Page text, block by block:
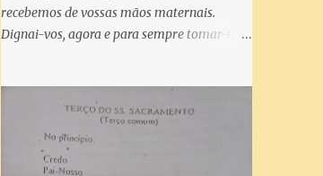
recebemos de vossas mãos maternais.
Dignai-vos, agora e para sempre tomar-nos
Salve Rainha: Salve Rainha , Mãe de
misericórdia, vida, doçura, esperança nossa,
salve! A vós bradamos os degredados filhos
de Eva, a vós suspiramos, gemendo e